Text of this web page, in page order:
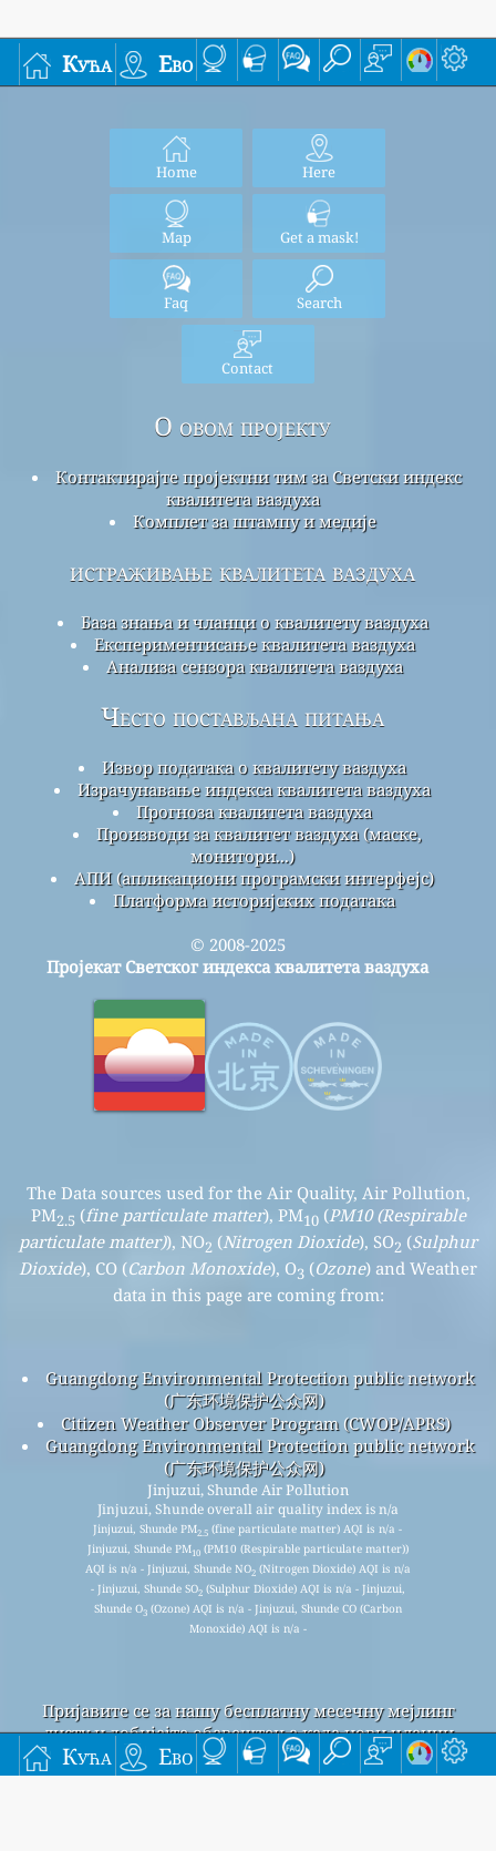
Кућа Ево
Кућа Ево
Home Here
Map Get a mask!
Faq Search
Contact
О овом пројекту
Контактирајте пројектни тим за Светски индекс
квалитета ваздуха
Комплет за штампу и медије
истраживање квалитета ваздуха
База знања и чланци о квалитету ваздуха
Експериментисање квалитета ваздуха
Анализа сензора квалитета ваздуха
Често постављана питања
Извор података о квалитету ваздуха
Израчунавање индекса квалитета ваздуха
Прогноза квалитета ваздуха
Производи за квалитет ваздуха (маске,
монитори...)
АПИ (апликациони програмски интерфејс)
Платформа историјских података
© 2008-2025
Пројекат Светског индекса квалитета ваздуха
The Data sources used for the Air Quality, Air Pollution,
PM2.5 (fine particulate matter), PM10(PM10 (Respirable
particulate matter)), NO2 (Nitrogen Dioxide), SO2 (Sulphur
Dioxide), CO (Carbon Monoxide), O3 (Ozone) and Weather
data in this page are coming from:
Guangdong Environmental Protection public network
(广东环境保护公众网)
Citizen Weather Observer Program (CWOP/APRS)
Guangdong Environmental Protection public network
(广东环境保护公众网)
Jinjuzui, Shunde Air Pollution
Jinjuzui, Shunde overall air quality index is n/a
Jinjuzui, Shunde PM2.5 (fine particulate matter) AQI is n/a -
Jinjuzui, Shunde PM10(PM10 (Respirable particulate matter))
AQI is n/a - Jinjuzui, Shunde NO2(Nitrogen Dioxide) AQI is n/a
- Jinjuzui, Shunde SO2(Sulphur Dioxide) AQI is n/a - Jinjuzui,
Shunde O3(Ozone) AQI is n/a - Jinjuzui, Shunde CO (Carbon
Monoxide) AQI is n/a -
Пријавите се за нашу бесплатну месечну мејлинг
листу и добијајте обавештења када нови чланци
буду доступни.